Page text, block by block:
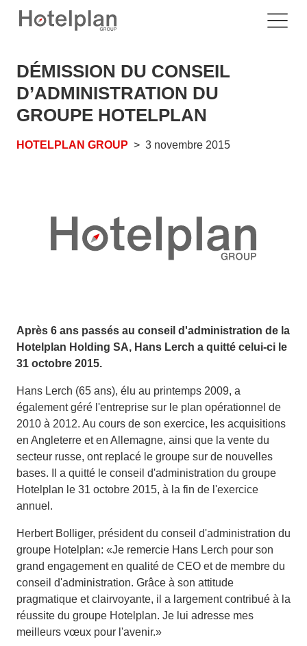
DÉMISSION DU CONSEIL
D’ADMINISTRATION DU
GROUPE HOTELPLAN
HOTELPLAN GROUP 3 novembre 2015
Après 6 ans passés au conseil d'administration de la
Hotelplan Holding SA, Hans Lerch a quitté celui-ci le
31 octobre 2015.
Hans Lerch (65 ans), élu au printemps 2009, a
également géré l'entreprise sur le plan opérationnel de
2010 à 2012. Au cours de son exercice, les acquisitions
en Angleterre et en Allemagne, ainsi que la vente du
secteur russe, ont replacé le groupe sur de nouvelles
bases. Il a quitté le conseil d'administration du groupe
Hotelplan le 31 octobre 2015, à la fin de l'exercice
annuel.
Herbert Bolliger, président du conseil d'administration du
groupe Hotelplan: «Je remercie Hans Lerch pour son
grand engagement en qualité de CEO et de membre du
conseil d'administration. Grâce à son attitude
pragmatique et clairvoyante, il a largement contribué à la
réussite du groupe Hotelplan. Je lui adresse mes
meilleurs vœux pour l'avenir.»